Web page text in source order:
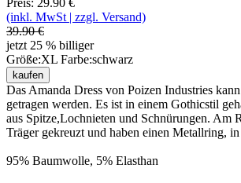
Preis: 29.90 €
(inkl. MwSt | zzgl. Versand)
39.90 €
jetzt 25 % billiger
Größe:XL Farbe:schwarz
kaufen
Das Amanda Dress von Poizen Industries
getragen werden. Es ist in einem Gothicstil
aus Spitze,Lochnieten und Schnürungen. Am
Träger gekreuzt und haben einen Metallring,
95% Baumwolle, 5% Elasthan